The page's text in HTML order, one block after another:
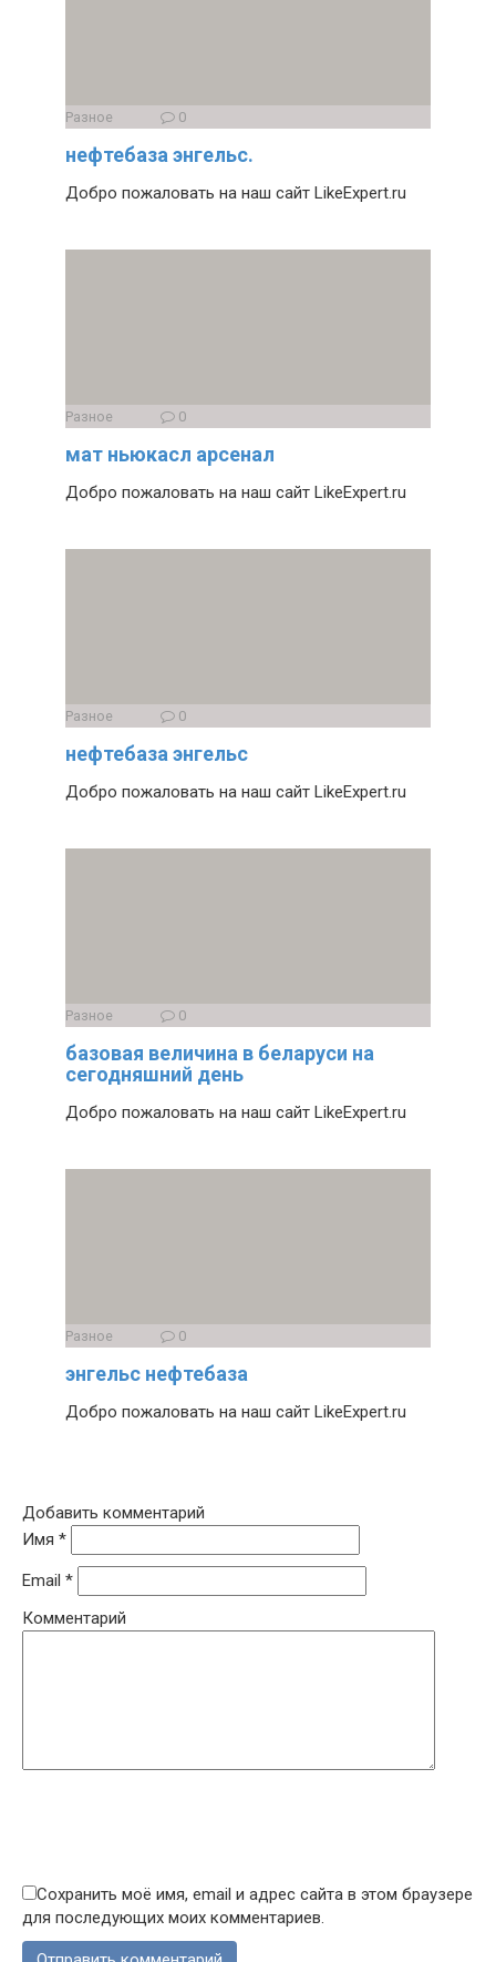
Разное 0
нефтебаза энгельс.
Добро пожаловать на наш сайт LikeExpert.ru
Разное 0
мат ньюкасл арсенал
Добро пожаловать на наш сайт LikeExpert.ru
Разное 0
нефтебаза энгельс
Добро пожаловать на наш сайт LikeExpert.ru
Разное 0
базовая величина в беларуси на
сегодняшний день
Добро пожаловать на наш сайт LikeExpert.ru
Разное 0
энгельс нефтебаза
Добро пожаловать на наш сайт LikeExpert.ru
Добавить комментарий
Имя *
Email *
Комментарий
Сохранить моё имя, email и адрес сайта в этом браузере
для последующих моих комментариев.